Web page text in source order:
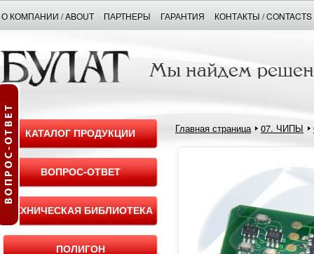
О КОМПАНИИ / ABOUT ПАРТНЕРЫ ГАРАНТИЯ КОНТАКТЫ / CONTACTS
КАТАЛОГ ПРОДУКЦИИ
ВОПРОС-ОТВЕТ
ТЕХНИЧЕСКАЯ БИБЛИОТЕКА
ПОЛИГОН
Главная страница 07. ЧИПЫ